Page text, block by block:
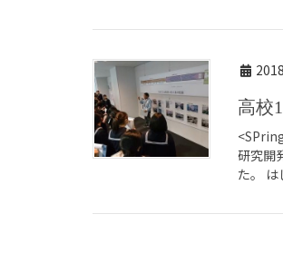
高
研究開
た。